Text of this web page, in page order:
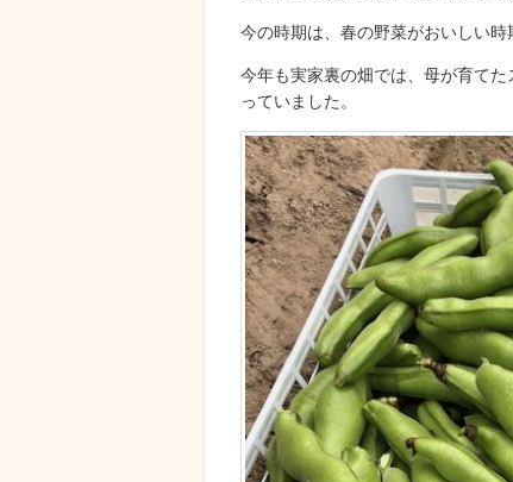
今の時期は、春の野菜がおいしい時
今年も実家裏の畑では、母が育て
っていました。